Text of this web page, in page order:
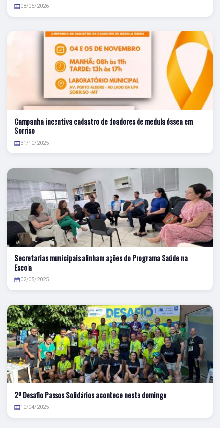
08/05/2026
Campanha incentiva cadastro de doadores de medula óssea em
Sorriso
31/10/2025
Secretarias municipais alinham ações do Programa Saúde na
Escola
02/05/2025
2º Desafio Passos Solidários acontece neste domingo
10/04/2025